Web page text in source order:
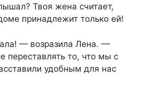
Твоя жена считает,
принадлежит только ей!
— возразила Лена. —
переставлять то, что мы с
удобным для нас